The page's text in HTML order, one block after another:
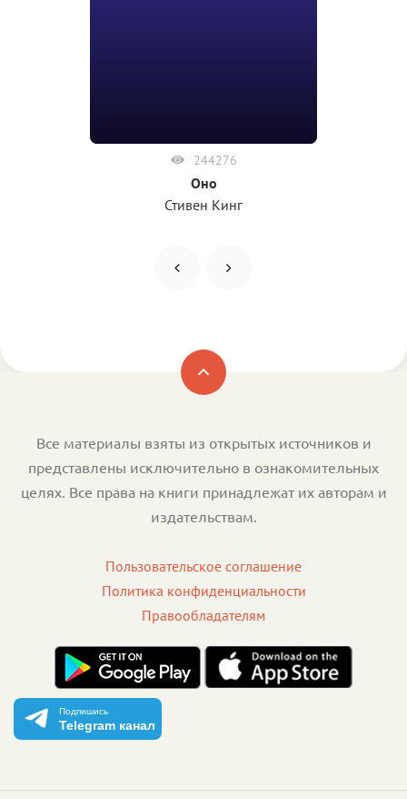
244276
Оно
Стивен Кинг
Все материалы взяты из открытых источников и
представлены исключительно в ознакомительных
целях. Все права на книги принадлежат их авторам и
издательствам.
Пользовательское соглашение
Политика конфиденциальности
Правообладателям
Подпишись
Telegram канал